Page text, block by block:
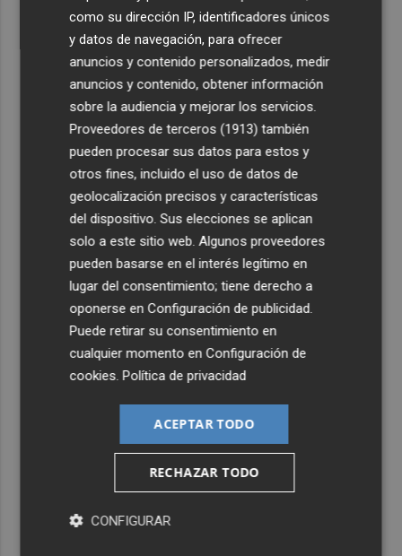
como su dirección IP, identificadores únicos
y datos de navegación, para ofrecer
anuncios y contenido personalizados, medir
anuncios y contenido, obtener información
sobre la audiencia y mejorar los servicios.
Proveedores de terceros (1913) también
pueden procesar sus datos para estos y
otros fines, incluido el uso de datos de
geolocalización precisos y características
del dispositivo. Sus elecciones se aplican
solo a este sitio web. Algunos proveedores
pueden basarse en el interés legítimo en
lugar del consentimiento; tiene derecho a
oponerse enConfiguración de publicidad.
Puede retirar su consentimiento en
cualquier momento enConfiguración de
cookies.Política de privacidad
ACEPTAR TODO
RECHAZAR TODO
CONFIGURAR